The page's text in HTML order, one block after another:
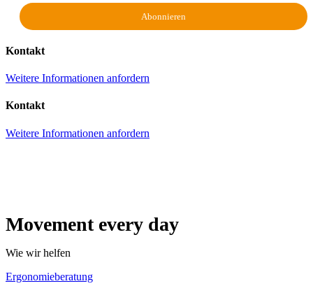
Kontakt
Weitere Informationen anfordern
Kontakt
Weitere Informationen anfordern
Movement every day
Wie wir helfen
Ergonomieberatung